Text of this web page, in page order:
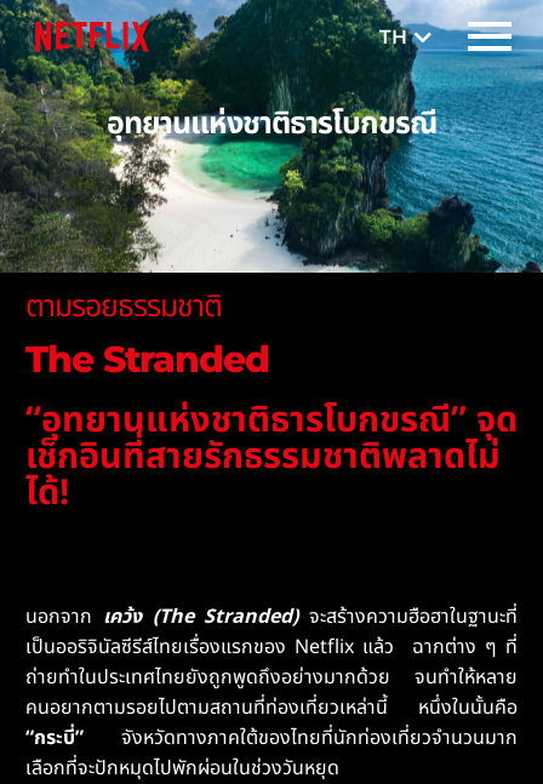
TH
EN
อุทยานแห่งชาติธารโบกขรณี
ตามรอยธรรมชาติ
The Stranded
“อุทยานแห่งชาติธารโบกขรณี” จุด
เช็กอินที่สายรักธรรมชาติพลาดไม่
ได้!
นอกจาก เคว้ง (The Stranded)จะสร้างความฮือฮาในฐานะที่
เป็นออริจินัลซีรีส์ไทยเรื่องแรกของ Netflix แล้ว ฉากต่าง ๆ ที่
ถ่ายทำในประเทศไทยยังถูกพูดถึงอย่างมากด้วย จนทำให้หลาย
คนอยากตามรอยไปตามสถานที่ท่องเที่ยวเหล่านี้ หนึ่งในนั้นคือ
“กระบี่” จังหวัดทางภาคใต้ของไทยที่นักท่องเที่ยวจำนวนมาก
เลือกที่จะปักหมุดไปพักผ่อนในช่วงวันหยุด